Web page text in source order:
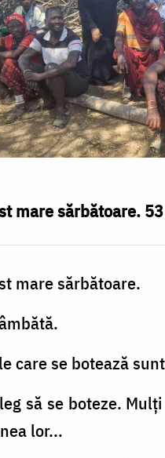
mare sărbătoare.
mare sărbătoare.
care se botează
să se boteze.
lor...